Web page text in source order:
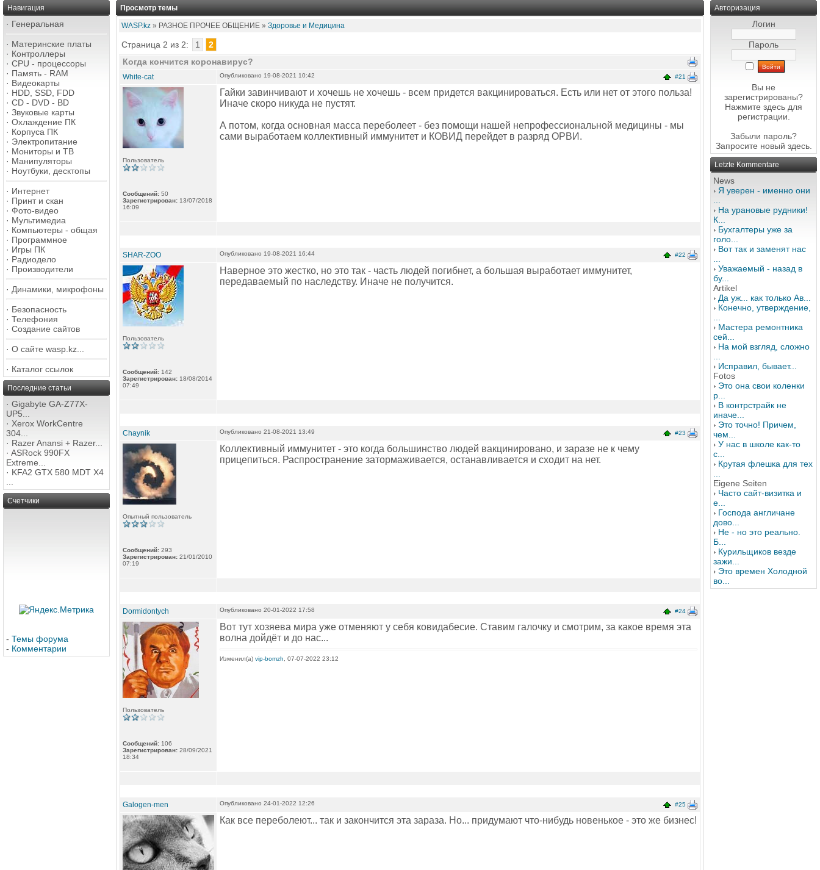
Навигация
· Генеральная
· Материнские платы
· Контроллеры
· CPU - процессоры
· Память - RAM
· Видеокарты
· HDD, SSD, FDD
· CD - DVD - BD
· Звуковые карты
· Охлаждение ПК
· Корпуса ПК
· Электропитание
· Мониторы и ТВ
· Манипуляторы
· Ноутбуки, десктопы
· Интернет
· Принт и скан
· Фото-видео
· Мультимедиа
· Компьютеры - общая
· Программное
· Игры ПК
· Радиодело
· Производители
· Динамики, микрофоны
· Безопасность
· Телефония
· Создание сайтов
· О сайте wasp.kz...
· Каталог ссылок
Последние статьи
· Gigabyte GA-Z77X-
UP5...
· Xerox WorkCentre
304...
· Razer Anansi + Razer...
· ASRock 990FX
Extreme...
· KFA2 GTX 580 MDT X4
Счетчики
- Темы форума
- Комментарии
Просмотр темы
WASP.kz » РАЗНОЕ ПРОЧЕЕ ОБЩЕНИЕ » Здоровье и Медицина
Страница 2 из 2: 1
2
Когда кончится коронавирус?
White-cat #21
Опубликовано 19-08-2021 10:42
Пользователь
Сообщений: 50
Зарегистрирован: 13/07/2018
16:09
Гайки завинчивают и хочешь не хочешь - всем придется вакцинироваться. Есть или нет от этого польза!
Иначе скоро никуда не пустят.
А потом, когда основная масса переболеет - без помощи нашей непрофессиональной медицины - мы
сами выработаем коллективный иммунитет и КОВИД перейдет в разряд ОРВИ.
SHAR-ZOO #22
Опубликовано 19-08-2021 16:44
Пользователь
Сообщений: 142
Зарегистрирован: 18/08/2014
07:49
Наверное это жестко, но это так - часть людей погибнет, а большая выработает иммунитет,
передаваемый по наследству. Иначе не получится.
Chaynik #23
Опубликовано 21-08-2021 13:49
Опытный пользователь
Сообщений: 293
Зарегистрирован: 21/01/2010
07:19
Коллективный иммунитет - это когда большинство людей вакцинировано, и заразе не к чему
прицепиться. Распространение затормаживается, останавливается и сходит на нет.
Dormidontych #24
Опубликовано 20-01-2022 17:58
Пользователь
Сообщений: 106
Зарегистрирован: 28/09/2021
18:34
Вот тут хозяева мира уже отменяют у себя ковидабесие. Ставим галочку и смотрим, за какое время эта
волна дойдёт и до нас...
Изменил(а) vip-bomzh , 07-07-2022 23:12
Galogen-men #25
Опубликовано 24-01-2022 12:26
Как все переболеют... так и закончится эта зараза. Но... придумают что-нибудь новенькое - это же бизнес!
Авторизация
Логин
Пароль
Вы не
зарегистрированы?
Нажмите здесь для
регистрации.
Забыли пароль?
Запросите новый здесь.
Letzte Kommentare
News
Я уверен - именно они
На урановые рудники!
К...
Бухгалтеры уже за
голо...
Вот так и заменят нас
Уважаемый - назад в
бу...
Artikel
Да уж... как только Ав...
Конечно, утверждение,
Мастера ремонтника
сей...
На мой взгляд, сложно
Исправил, бывает...
Fotos
Это она свои коленки
р...
В контрстрайк не
иначе...
Это точно! Причем,
чем...
У нас в школе как-то
с...
Крутая флешка для тех
Eigene Seiten
Часто сайт-визитка и
е...
Господа англичане
дово...
Не - но это реально.
Б...
Курильщиков везде
зажи...
Это времен Холодной
во...